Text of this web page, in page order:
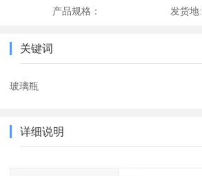
产品规格： 发货地:
关键词
玻璃瓶
详细说明